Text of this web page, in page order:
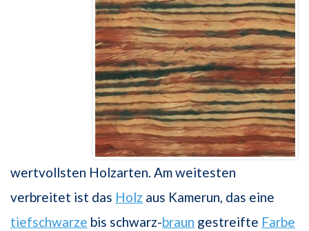
wertvollsten Holzarten. Am weitesten
verbreitet ist das Holz aus Kamerun, das eine
tiefschwarze bis schwarz-braun gestreifte Farbe